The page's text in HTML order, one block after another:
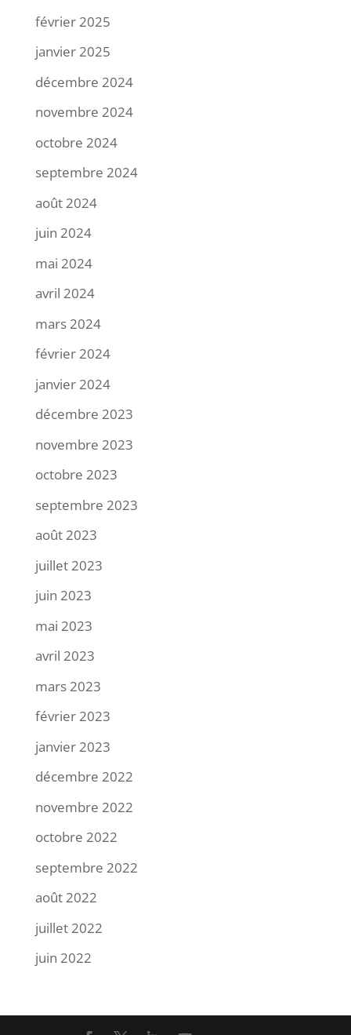
février 2025
janvier 2025
décembre 2024
novembre 2024
octobre 2024
septembre 2024
août 2024
juin 2024
mai 2024
avril 2024
mars 2024
février 2024
janvier 2024
décembre 2023
novembre 2023
octobre 2023
septembre 2023
août 2023
juillet 2023
juin 2023
mai 2023
avril 2023
mars 2023
février 2023
janvier 2023
décembre 2022
novembre 2022
octobre 2022
septembre 2022
août 2022
juillet 2022
juin 2022